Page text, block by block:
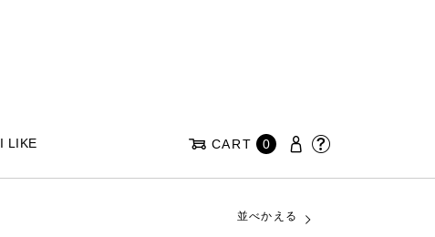
I LIKE CART 0
並べかえる